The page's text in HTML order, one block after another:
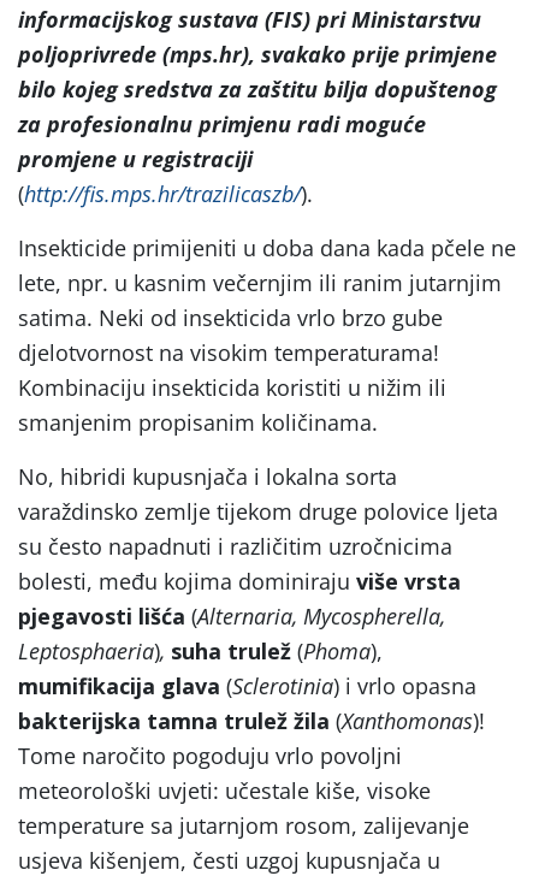
informacijskog sustava (FIS) pri Ministarstvu
poljoprivrede (mps.hr), svakako prije primjene
bilo kojeg sredstva za zaštitu bilja dopuštenog
za profesionalnu primjenu radi moguće
promjene u registraciji
(http://fis.mps.hr/trazilicaszb/).
Insekticide primijeniti u doba dana kada pčele ne
lete, npr. u kasnim večernjim ili ranim jutarnjim
satima. Neki od insekticida vrlo brzo gube
djelotvornost na visokim temperaturama!
Kombinaciju insekticida koristiti u nižim ili
smanjenim propisanim količinama.
No, hibridi kupusnjača i lokalna sorta
varaždinsko zemlje tijekom druge polovice ljeta
su često napadnuti i različitim uzročnicima
bolesti, među kojima dominiraju više vrsta
pjegavosti lišća (Alternaria, Mycospherella,
Leptosphaeria), suha trulež (Phoma),
mumifikacija glava (Sclerotinia) i vrlo opasna
bakterijska tamna trulež žila (Xanthomonas)!
Tome naročito pogoduju vrlo povoljni
meteorološki uvjeti: učestale kiše, visoke
temperature sa jutarnjom rosom, zalijevanje
usjeva kišenjem, česti uzgoj kupusnjača u